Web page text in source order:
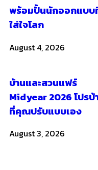
พร้อมปั้นนักออกแบบ
ใส่ใจโลก
August 4, 2026
บ้านและสวนแฟร์
Midyear 2026 โปรบ้
ที่คุณปรับแบบเอง
August 3, 2026